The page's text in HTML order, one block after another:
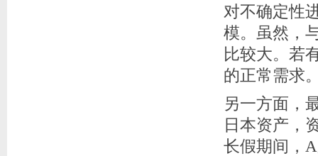
对不确定性
模。虽然，
比较大。若
的正常需求
另一方面，
日本资产，
长假期间，